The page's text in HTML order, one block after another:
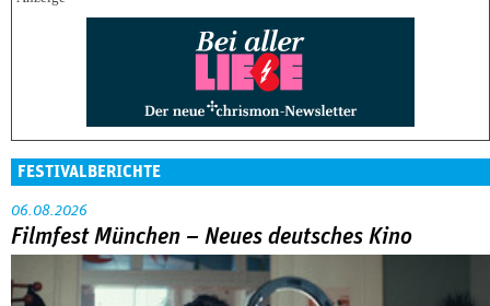
FESTIVALBERICHTE
06.08.2026
Filmfest München – Neues deutsches Kino